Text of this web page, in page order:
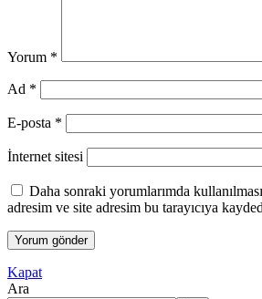
Yorum *
Ad *
E-posta *
İnternet sitesi
Daha sonraki yorumlarımda
adresim ve site adresim bu tarayıcıya
Kapat
Ara